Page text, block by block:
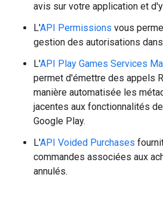
avis sur votre application et
L'API Permissions vous
gestion des autorisations
L'API Play Games Services
permet d'émettre des appels
manière automatisée les
jacentes aux fonctionnalités
Google Play.
L'API Voided Purchases
commandes associées aux
annulés.